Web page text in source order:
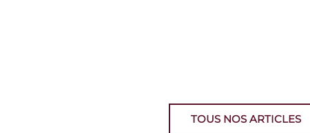
TOUS NOS ARTICLES